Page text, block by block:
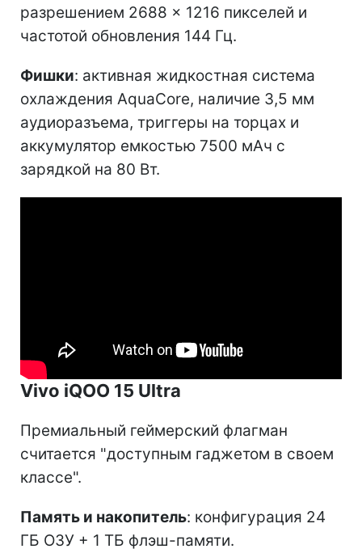
разрешением 2688 × 1216 пикселей и
частотой обновления 144 Гц.
Фишки: активная жидкостная система
охлаждения AquaCore, наличие 3,5 мм
аудиоразъема, триггеры на торцах и
аккумулятор емкостью 7500 мАч с
зарядкой на 80 Вт.
Vivo iQOO 15 Ultra
Премиальный геймерский флагман
считается "доступным гаджетом в своем
классе".
Память и накопитель: конфигурация 24
ГБ ОЗУ + 1 ТБ флэш-памяти.